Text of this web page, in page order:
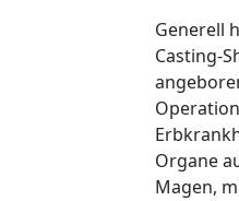
Generell
Casting-
Organe
Magen,